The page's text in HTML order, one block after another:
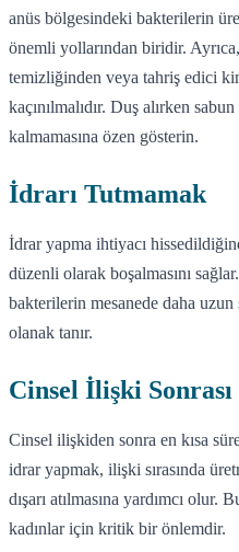
anüs bölgesindeki bakterilerin
önemli yollarından biridir.
temizliğinden veya tahriş edici
kaçınılmalıdır. Duş alırken
kalmamasına özen gösterin.
İdrarı Tutmamak
İdrar yapma ihtiyacı
düzenli olarak boşalmasını
bakterilerin mesanede daha uzun
olanak tanır.
Cinsel İlişki
Cinsel ilişkiden sonra en kısa
idrar yapmak, ilişki sırasında
dışarı atılmasına yardımcı
kadınlar için kritik bir önlemdir.